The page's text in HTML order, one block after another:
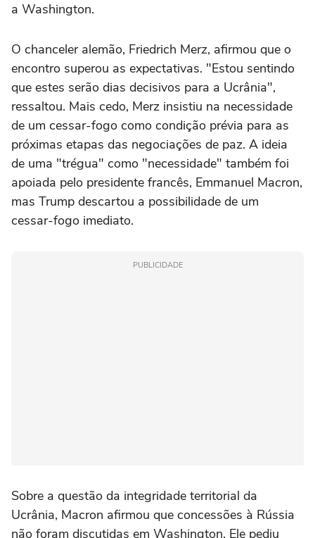
a Washington.
O chanceler alemão, Friedrich Merz, afirmou que o
encontro superou as expectativas. "Estou sentindo
que estes serão dias decisivos para a Ucrânia",
ressaltou. Mais cedo, Merz insistiu na necessidade
de um cessar-fogo como condição prévia para as
próximas etapas das negociações de paz. A ideia
de uma "trégua" como "necessidade" também foi
apoiada pelo presidente francês, Emmanuel Macron,
mas Trump descartou a possibilidade de um
cessar-fogo imediato.
PUBLICIDADE
Sobre a questão da integridade territorial da
Ucrânia, Macron afirmou que concessões à Rússia
não foram discutidas em Washington. Ele pediu